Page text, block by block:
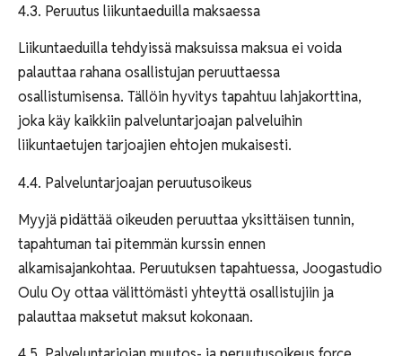
4.3. Peruutus liikuntaeduilla maksaessa
Liikuntaeduilla tehdyissä maksuissa maksua ei voida
palauttaa rahana osallistujan peruuttaessa
osallistumisensa. Tällöin hyvitys tapahtuu lahjakorttina,
joka käy kaikkiin palveluntarjoajan palveluihin
liikuntaetujen tarjoajien ehtojen mukaisesti.
4.4. Palveluntarjoajan peruutusoikeus
Myyjä pidättää oikeuden peruuttaa yksittäisen tunnin,
tapahtuman tai pitemmän kurssin ennen
alkamisajankohtaa. Peruutuksen tapahtuessa, Joogastudio
Oulu Oy ottaa välittömästi yhteyttä osallistujiin ja
palauttaa maksetut maksut kokonaan.